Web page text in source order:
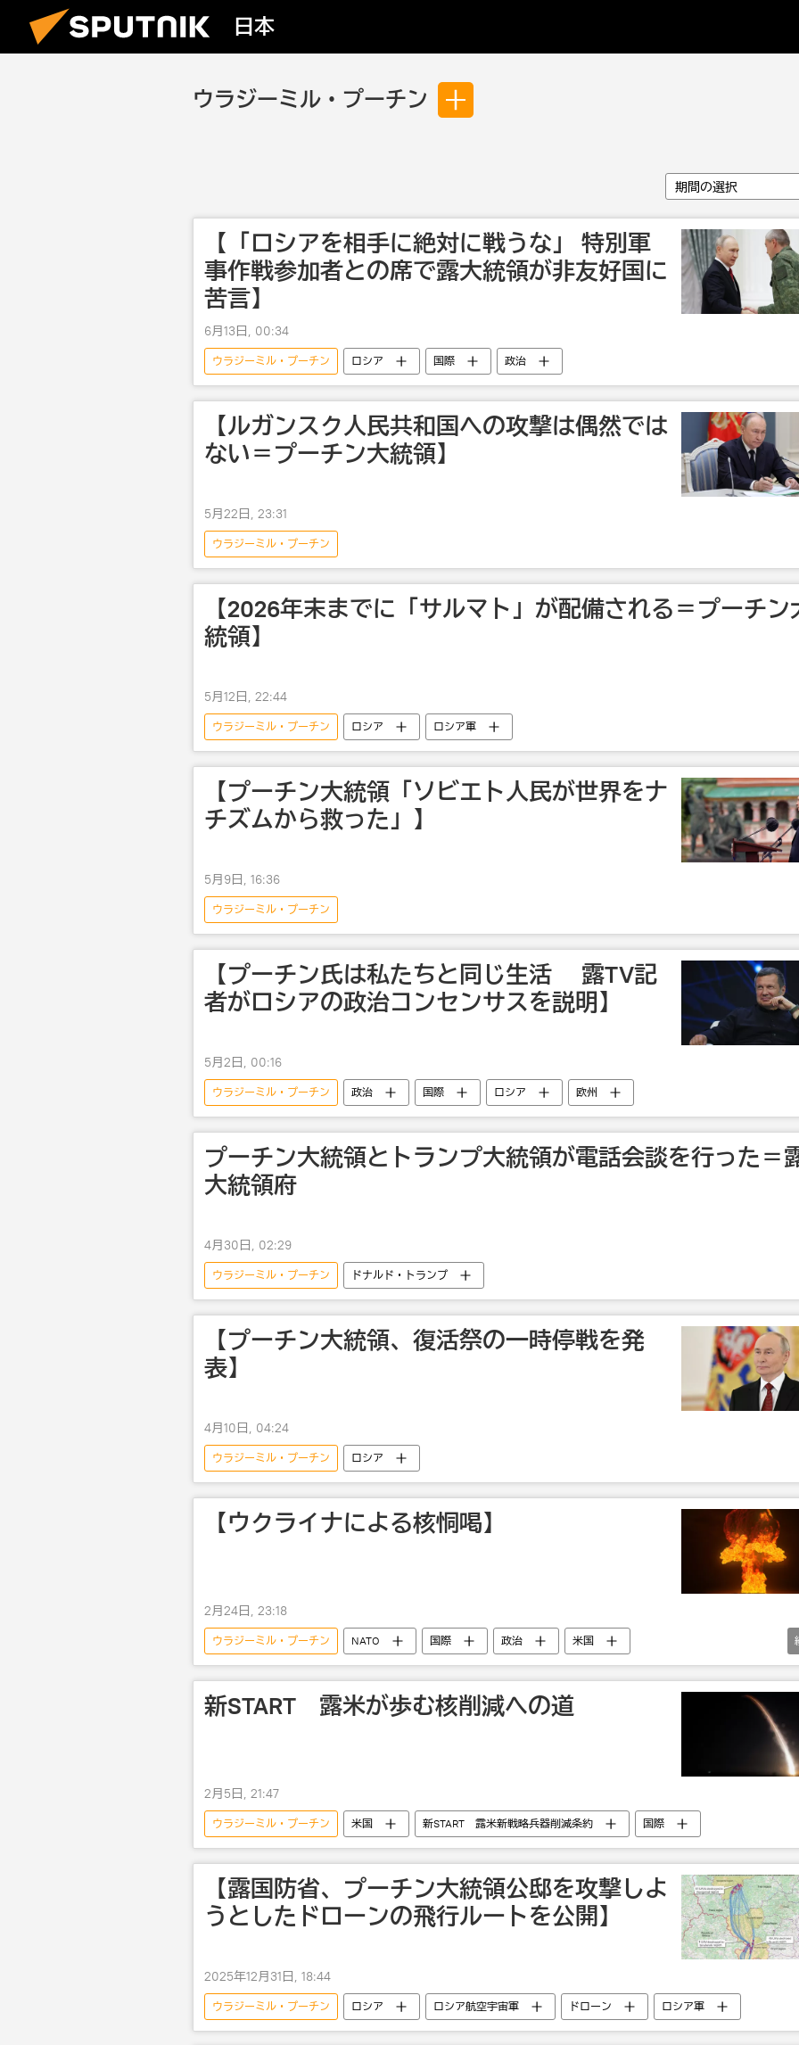
日本
ウラジーミル・プーチン
期間の選択
【「ロシアを相手に絶対に戦うな」 特別軍
事作戦参加者との席で露大統領が非友好国に
苦言】
6月13日, 00:34
ウラジーミル・プーチン ロシア 国際 政治
【ルガンスク人民共和国への攻撃は偶然では
ない＝プーチン大統領】
5月22日, 23:31
ウラジーミル・プーチン
【2026年末までに「サルマト」が配備される＝プーチン
統領】
5月12日, 22:44
ウラジーミル・プーチン ロシア ロシア軍
【プーチン大統領「ソビエト人民が世界をナ
チズムから救った」】
5月9日, 16:36
ウラジーミル・プーチン
【プーチン氏は私たちと同じ生活 露TV記
者がロシアの政治コンセンサスを説明】
5月2日, 00:16
ウラジーミル・プーチン 政治 国際 ロシア 欧州
プーチン大統領とトランプ大統領が電話会談を行った＝
大統領府
4月30日, 02:29
ウラジーミル・プーチン ドナルド・トランプ
【プーチン大統領、復活祭の一時停戦を発
表】
4月10日, 04:24
ウラジーミル・プーチン ロシア
【ウクライナによる核恫喝】
2月24日, 23:18
ウラジーミル・プーチン NATO 国際 政治
米国
ヒラリー・クリントン
ドミトリー・ペスコフ ウクライナ
ハンガリー
モスクワ
ロシア外務省
新START 露米が歩む核削減への道
2月5日, 21:47
ウラジーミル・プーチン 米国 新START 露米新戦略兵器削減条約 国際
【露国防省、プーチン大統領公邸を攻撃しよ
うとしたドローンの飛行ルートを公開】
2025年12月31日, 18:44
ウラジーミル・プーチン ロシア ロシア航空宇宙軍 ドローン ロシア軍